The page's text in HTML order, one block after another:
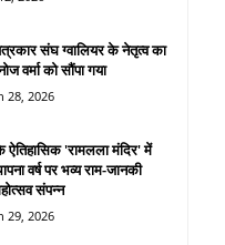
संघ ग्वालियर के नेतृत्व का
वर्मा को सौंपा गया
28, 2026
ऐतिहासिक 'रामलला मंदिर' में
वर्ष पर भव्य राम-जानकी
संपन्न
29, 2026